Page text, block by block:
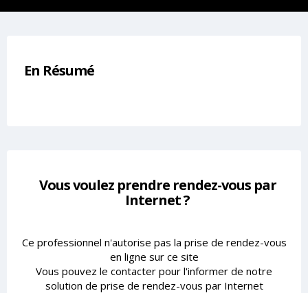
En Résumé
Vous voulez prendre rendez-vous par
Internet ?
Ce professionnel n'autorise pas la prise de rendez-vous
en ligne sur ce site
Vous pouvez le contacter pour l'informer de notre
solution de prise de rendez-vous par Internet